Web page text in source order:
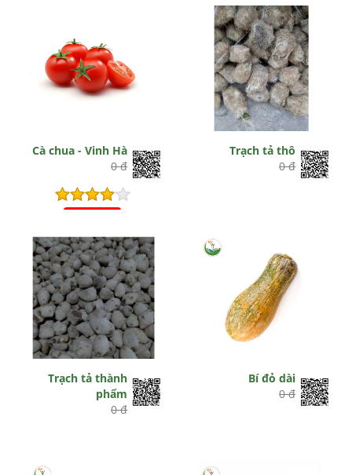
Cà chua - Vinh Hà
0 đ
Trạch tả thô
0 đ
Trạch tả thành
phẩm
0 đ
Bí đỏ dài
0 đ